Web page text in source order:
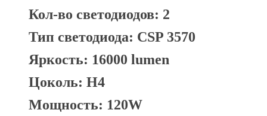
Кол-во светодиодов: 2
Тип светодиода: CSP 3570
Яркость: 16000 lumen
Цоколь: H4
Мощность: 120W